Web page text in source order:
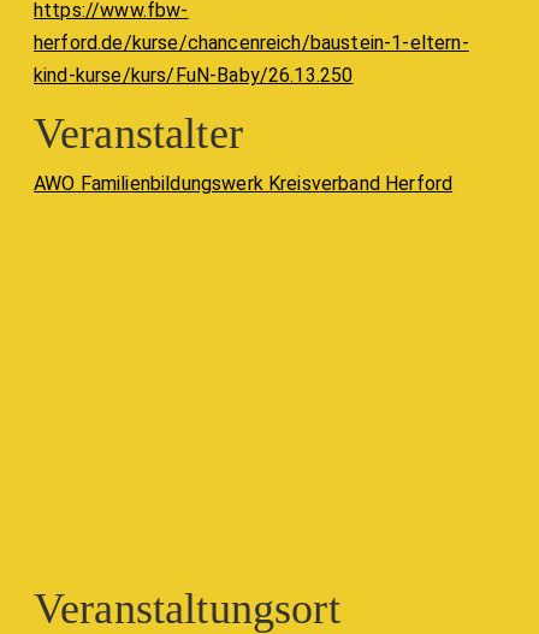
https://www.fbw-
herford.de/kurse/chancenreich/baustein-1-eltern-
kind-kurse/kurs/FuN-Baby/26.13.250
Veranstalter
AWO Familienbildungswerk Kreisverband Herford
Veranstaltungsort